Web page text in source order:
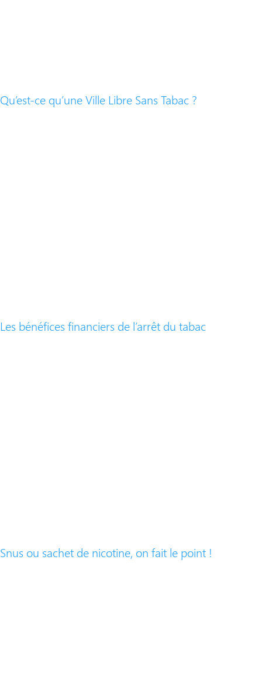
​Qu’est-ce qu’une Ville Libre Sans Tabac ?
​Les bénéfices financiers de l’arrêt du tabac
Snus ou sachet de nicotine, on fait le point !